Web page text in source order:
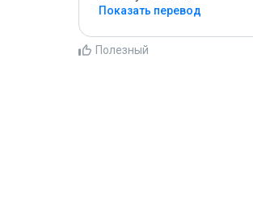
Показать перевод
Полезный